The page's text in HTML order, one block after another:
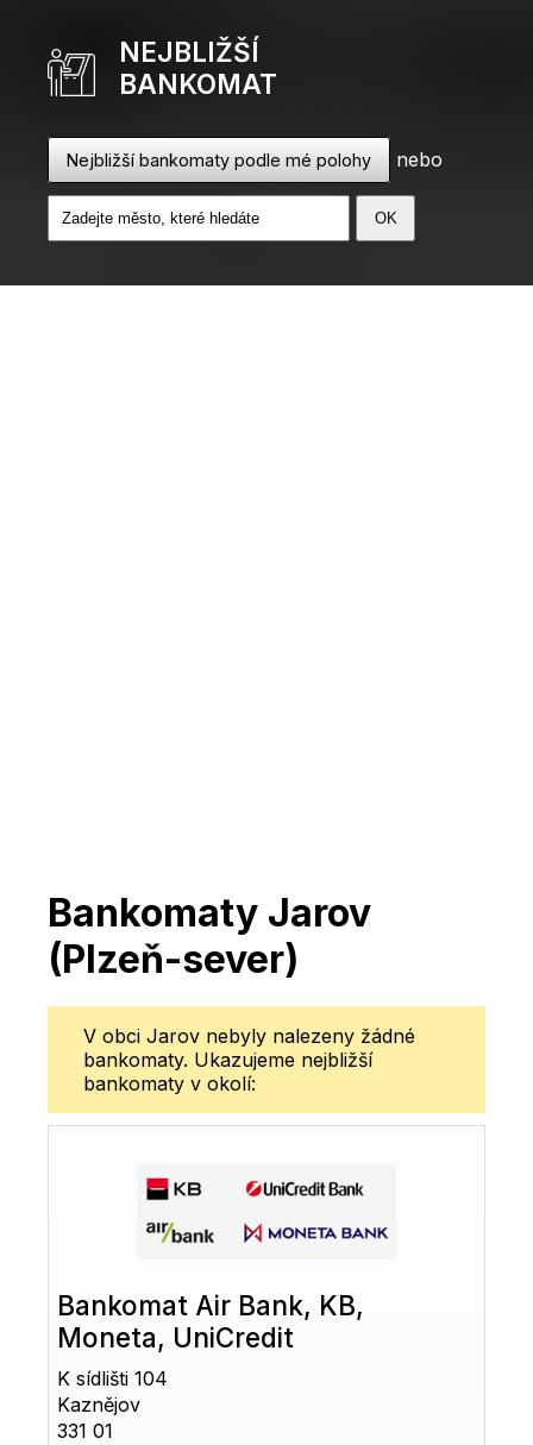
NEJBLIŽŠÍ
BANKOMAT
Nejbližší bankomaty podle mé polohy nebo
Bankomaty Jarov
(Plzeň-sever)
V obci Jarov nebyly nalezeny žádné
bankomaty. Ukazujeme nejbližší
bankomaty v okolí:
Bankomat Air Bank, KB,
Moneta, UniCredit
K sídlišti 104
Kaznějov
331 01